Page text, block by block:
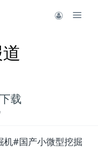
载
机#国产小微型挖掘